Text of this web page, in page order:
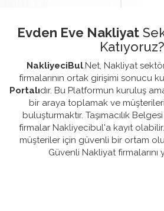
Evden Eve Nakliyat
Katıyoruz?
NakliyeciBul.Net, Nakliyat
firmalarının ortak girişimi sonucu
Portalıdır. Bu Platformun kuruluş
bir araya toplamak ve müşterileri
buluşturmaktır. Taşımacılık
firmalar Nakliyecibul'a kayıt
müşteriler için güvenli bir ortam
Güvenli Nakliyat firmalarını